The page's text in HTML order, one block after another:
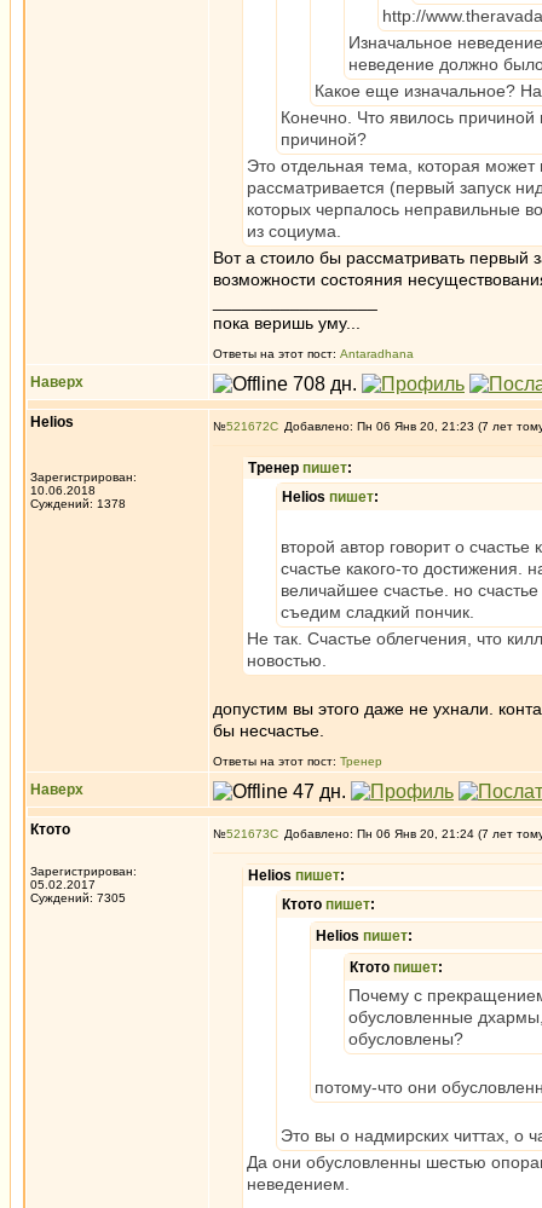
http://
Изначальное
неведение должно
Какое еще изначальное?
Конечно. Что явилось причиной
причиной?
Это отдельная тема, которая может
рассматривается (первый запуск
которых черпалось неправильные
из социума.
Вот а стоило бы рассматривать первый
возможности состояния
пока веришь уму...
Ответы на этот пост: Antaradhana
Наверх
Helios
Зарегистрирован:
10.06.2018
Суждений: 1378
№521672 Добавлено: Пн 06 Янв 20, 21:23 (7 лет
Тренер пишет:
Helios пишет:
второй автор говорит о счастье
счастье какого-то достижения.
величайшее счастье. но
съедим сладкий пончик.
Не так. Счастье облегчения, что
новостью.
допустим вы этого даже не ухнали.
бы несчастье.
Ответы на этот пост: Тренер
Наверх
Ктото
Зарегистрирован:
05.02.2017
Суждений: 7305
№521673 Добавлено: Пн 06 Янв 20, 21:24 (7 лет
Helios пишет:
Ктото пишет:
Helios пишет:
Ктото пишет:
Почему с
обусловленные
обусловлены?
потому-что они
Это вы о надмирских читтах, о
Да они обусловленны шестью
неведением.